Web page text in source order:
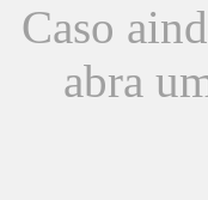
Caso
abra